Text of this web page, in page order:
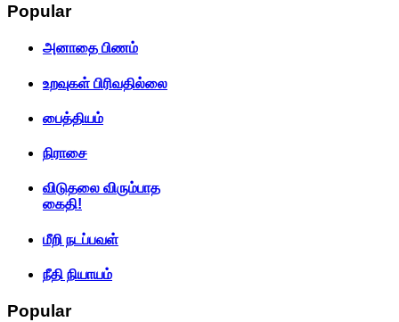
Popular
அனாதை பிணம்
உறவுகள் பிரிவதில்லை
பைத்தியம்
நிராசை
விடுதலை விரும்பாத
கைதி!
மீறி நடப்பவள்
நீதி நியாயம்
Popular